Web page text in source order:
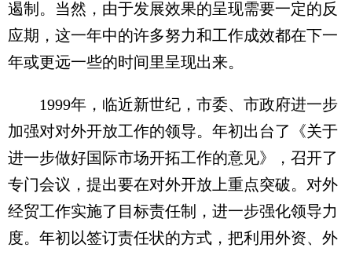
遏制。当然，由于发展效果的呈现需要一定的反
应期，这一年中的许多努力和工作成效都在下一
年或更远一些的时间里呈现出来。
1999年，临近新世纪，市委、市政府进一步
加强对对外开放工作的领导。年初出台了《关于
进一步做好国际市场开拓工作的意见》，召开了
专门会议，提出要在对外开放上重点突破。对外
经贸工作实施了目标责任制，进一步强化领导力
度。年初以签订责任状的方式，把利用外资、外